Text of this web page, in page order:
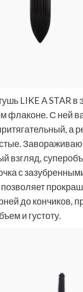
LIKE A STAR в
флаконе. С ней
а
взгляд,
с
до кончиков,
и густоту.